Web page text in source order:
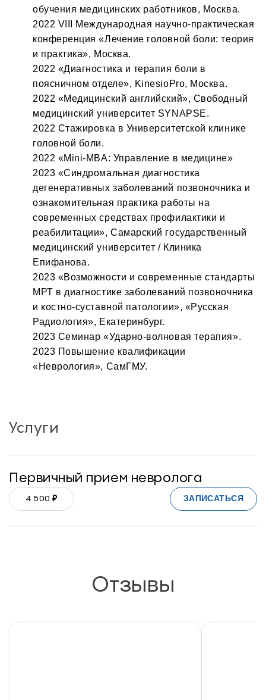
обучения медицинских работников, Москва.
2022 VIII Международная научно-практическая
конференция «Лечение головной боли: теория
и практика», Москва.
2022 «Диагностика и терапия боли в
поясничном отделе», KinesioPro, Москва.
2022 «Медицинский английский», Свободный
медицинский университет SYNAPSE.
2022 Стажировка в Университетской клинике
головной боли.
2022 «Mini-MBA: Управление в медицине»
2023 «Синдромальная диагностика
дегенеративных заболеваний позвоночника и
ознакомительная практика работы на
современных средствах профилактики и
реабилитации», Самарский государственный
медицинский университет / Клиника
Епифанова.
2023 «Возможности и современные стандарты
МРТ в диагностике заболеваний позвоночника
и костно-суставной патологии», «Русская
Радиология», Екатеринбург.
2023 Семинар «Ударно-волновая терапия».
2023 Повышение квалификации
«Неврология», СамГМУ.
Услуги
Первичный прием невролога
4 500₽ ЗАПИСАТЬСЯ
Отзывы